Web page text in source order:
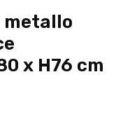
metallo
x H76 cm